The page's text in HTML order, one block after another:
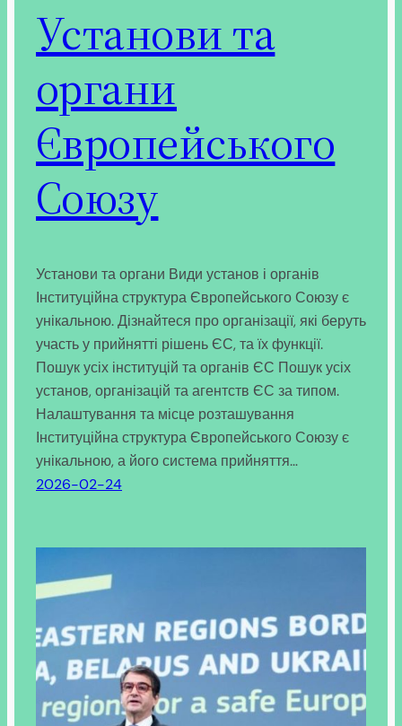
Установи та
органи
Європейського
Союзу
Установи та органи Види установ і органів
Інституційна структура Європейського Союзу є
унікальною. Дізнайтеся про організації, які беруть
участь у прийнятті рішень ЄС, та їх функції.
Пошук усіх інституцій та органів ЄС Пошук усіх
установ, організацій та агентств ЄС за типом.
Налаштування та місце розташування
Інституційна структура Європейського Союзу є
унікальною, а його система прийняття…
2026-02-24